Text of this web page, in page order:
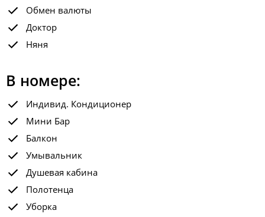
Обмен валюты
Доктор
Няня
В номере:
Индивид. Кондиционер
Мини Бар
Балкон
Умывальник
Душевая кабина
Полотенца
Уборка